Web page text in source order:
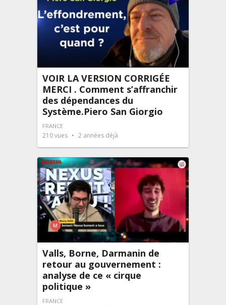
VOIR LA VERSION CORRIGÉE
MERCI . Comment s’affranchir
des dépendances du
Système.Piero San Giorgio
FRANCE
210vues 2 années déjà
Valls, Borne, Darmanin de
retour au gouvernement :
analyse de ce « cirque
politique »
FRANCE